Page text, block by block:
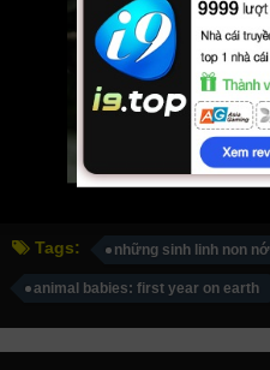
Tags: những sinh linh non
animal babies: first year on earth